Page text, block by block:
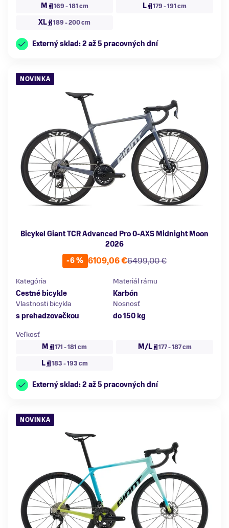
M
169 - 181 cm L 179 - 191 cm
XL 189 - 200 cm
Externý sklad: 2 až 5 pracovných dní
NOVINKA
Bicykel Giant TCR Advanced Pro 0-AXS Midnight Moon
2026
-6 %
6499,00 €
6109,06 €
Kategória
Cestné bicykle
Materiál rámu
Karbón
Vlastnosti bicykla
s prehadzovačkou
Nosnosť
do 150 kg
Veľkosť
M
171 - 181 cm M/L 177 - 187 cm
L 183 - 193 cm
Externý sklad: 2 až 5 pracovných dní
NOVINKA